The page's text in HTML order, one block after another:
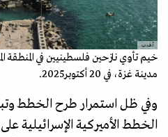
أ.ف.ب
خيم تأوي نازحين فلسطينيين في المنطقة
مدينة غزة، في 20 أكتوبر2025.
وفي ظل استمرار طرح الخطط
الخطط الأميركية الإسرائيلية